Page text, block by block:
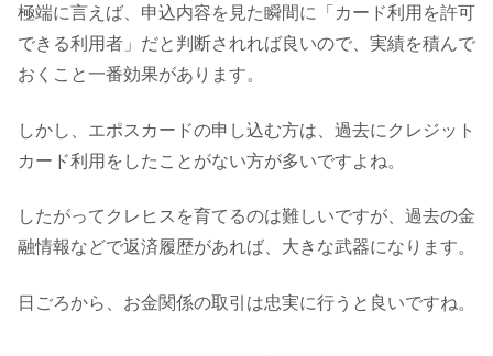
極端に言えば、申込内容を見た瞬間に「カード利用を許可
できる利用者」だと判断されれば良いので、実績を積んで
おくこと一番効果があります。
しかし、エポスカードの申し込む方は、過去にクレジット
カード利用をしたことがない方が多いですよね。
したがってクレヒスを育てるのは難しいですが、過去の金
融情報などで返済履歴があれば、大きな武器になります。
日ごろから、お金関係の取引は忠実に行うと良いですね。